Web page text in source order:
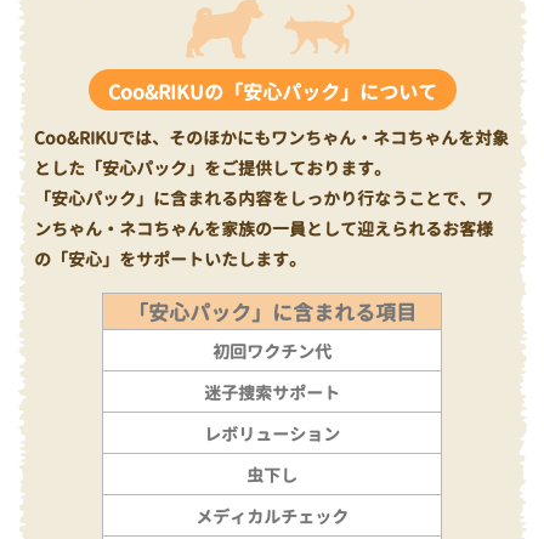
Coo&RIKUの「安心パック」について
Coo&RIKUでは、そのほかにもワンちゃん・ネコちゃんを対象
とした「安心パック」をご提供しております。
「安心パック」に含まれる内容をしっかり行なうことで、ワ
ンちゃん・ネコちゃんを家族の一員として迎えられるお客様
の「安心」をサポートいたします。
「安心パック」に含まれる項目
初回ワクチン代
迷子捜索サポート
レボリューション
虫下し
メディカルチェック